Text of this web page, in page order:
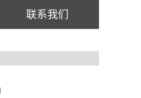
联系我们